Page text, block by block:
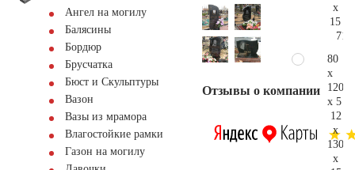
Ангел на могилу
Балясины
Бордюр
Брусчатка
Бюст и Скульптуры
Вазон
Вазы из мрамора
Влагостойкие рамки
Газон на могилу
Отзывы о компании
x
15
80
x
120
x 5
12
x
130
x